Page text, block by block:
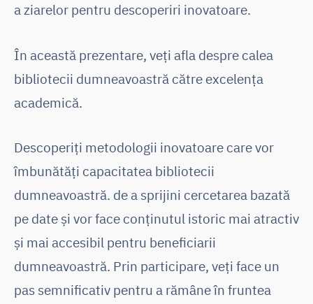
a ziarelor pentru descoperiri inovatoare.
În această prezentare, veți afla despre calea
bibliotecii dumneavoastră către excelența
academică.
Descoperiți metodologii inovatoare care vor
îmbunătăți capacitatea bibliotecii
dumneavoastră. de a sprijini cercetarea bazată
pe date și vor face conținutul istoric mai atractiv
și mai accesibil pentru beneficiarii
dumneavoastră. Prin participare, veți face un
pas semnificativ pentru a rămâne în fruntea